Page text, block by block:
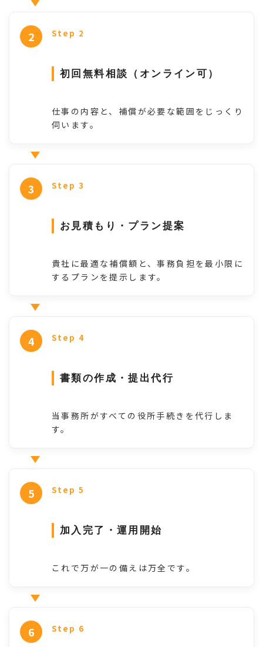
Step 2
初回無料相談（オンライン可）
仕事の内容と、補償が必要な範囲をじっくり
伺います。
Step 3
お見積もり・プラン提案
貴社に最適な補償額と、事務負担を最小限に
するプランを提示します。
Step 4
書類の作成・提出代行
当事務所がすべての役所手続きを代行しま
す。
Step 5
加入完了・運用開始
これで万が一の備えは万全です。
Step 6